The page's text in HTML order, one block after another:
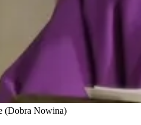
(Dobra Nowina)